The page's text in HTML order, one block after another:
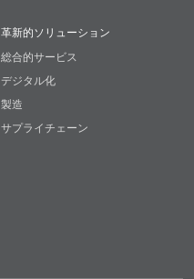
革新的ソリューション
総合的サービス
デジタル化
製造
サプライチェーン